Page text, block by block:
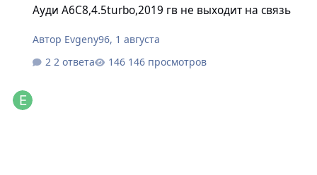
Ауди А6С8,4.5turbo,2019 гв не выходит на связь
Автор Evgeny96, 1 августа
2 ответа
146 просмотров